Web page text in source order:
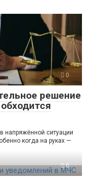
0
решение
напряжённой ситуации
когда на руках —
0